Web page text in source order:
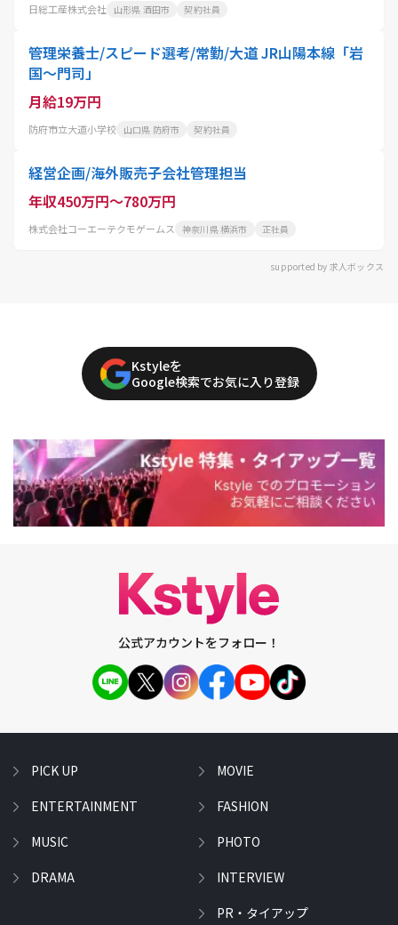
日総工産株式会社 山形県 酒田市 契約社員
管理栄養士/スピード選考/常勤/大道 JR山陽本線「岩
国～門司」
月給19万円
防府市立大道小学校 山口県 防府市 契約社員
経営企画/海外販売子会社管理担当
年収450万円～780万円
株式会社コーエーテクモゲームス 神奈川県 横浜市 正社員
supported by 求人ボックス
Kstyleを
Google検索でお気に入り登録
公式アカウントをフォロー！
PICK UP
ENTERTAINMENT
MUSIC
DRAMA
MOVIE
FASHION
PHOTO
INTERVIEW
PR・タイアップ